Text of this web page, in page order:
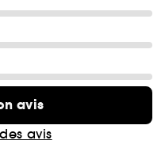
avis
avis